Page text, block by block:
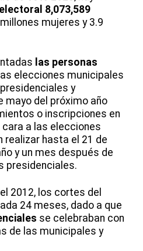
8,073,589
mujeres y 3.9
las personas
elecciones municipales
y
mayo del próximo año
o inscripciones en
cara a las elecciones
realizar hasta el 21 de
y un mes después de
presidenciales.
2012, los cortes del
24 meses, dado a que
se celebraban con
de las municipales y